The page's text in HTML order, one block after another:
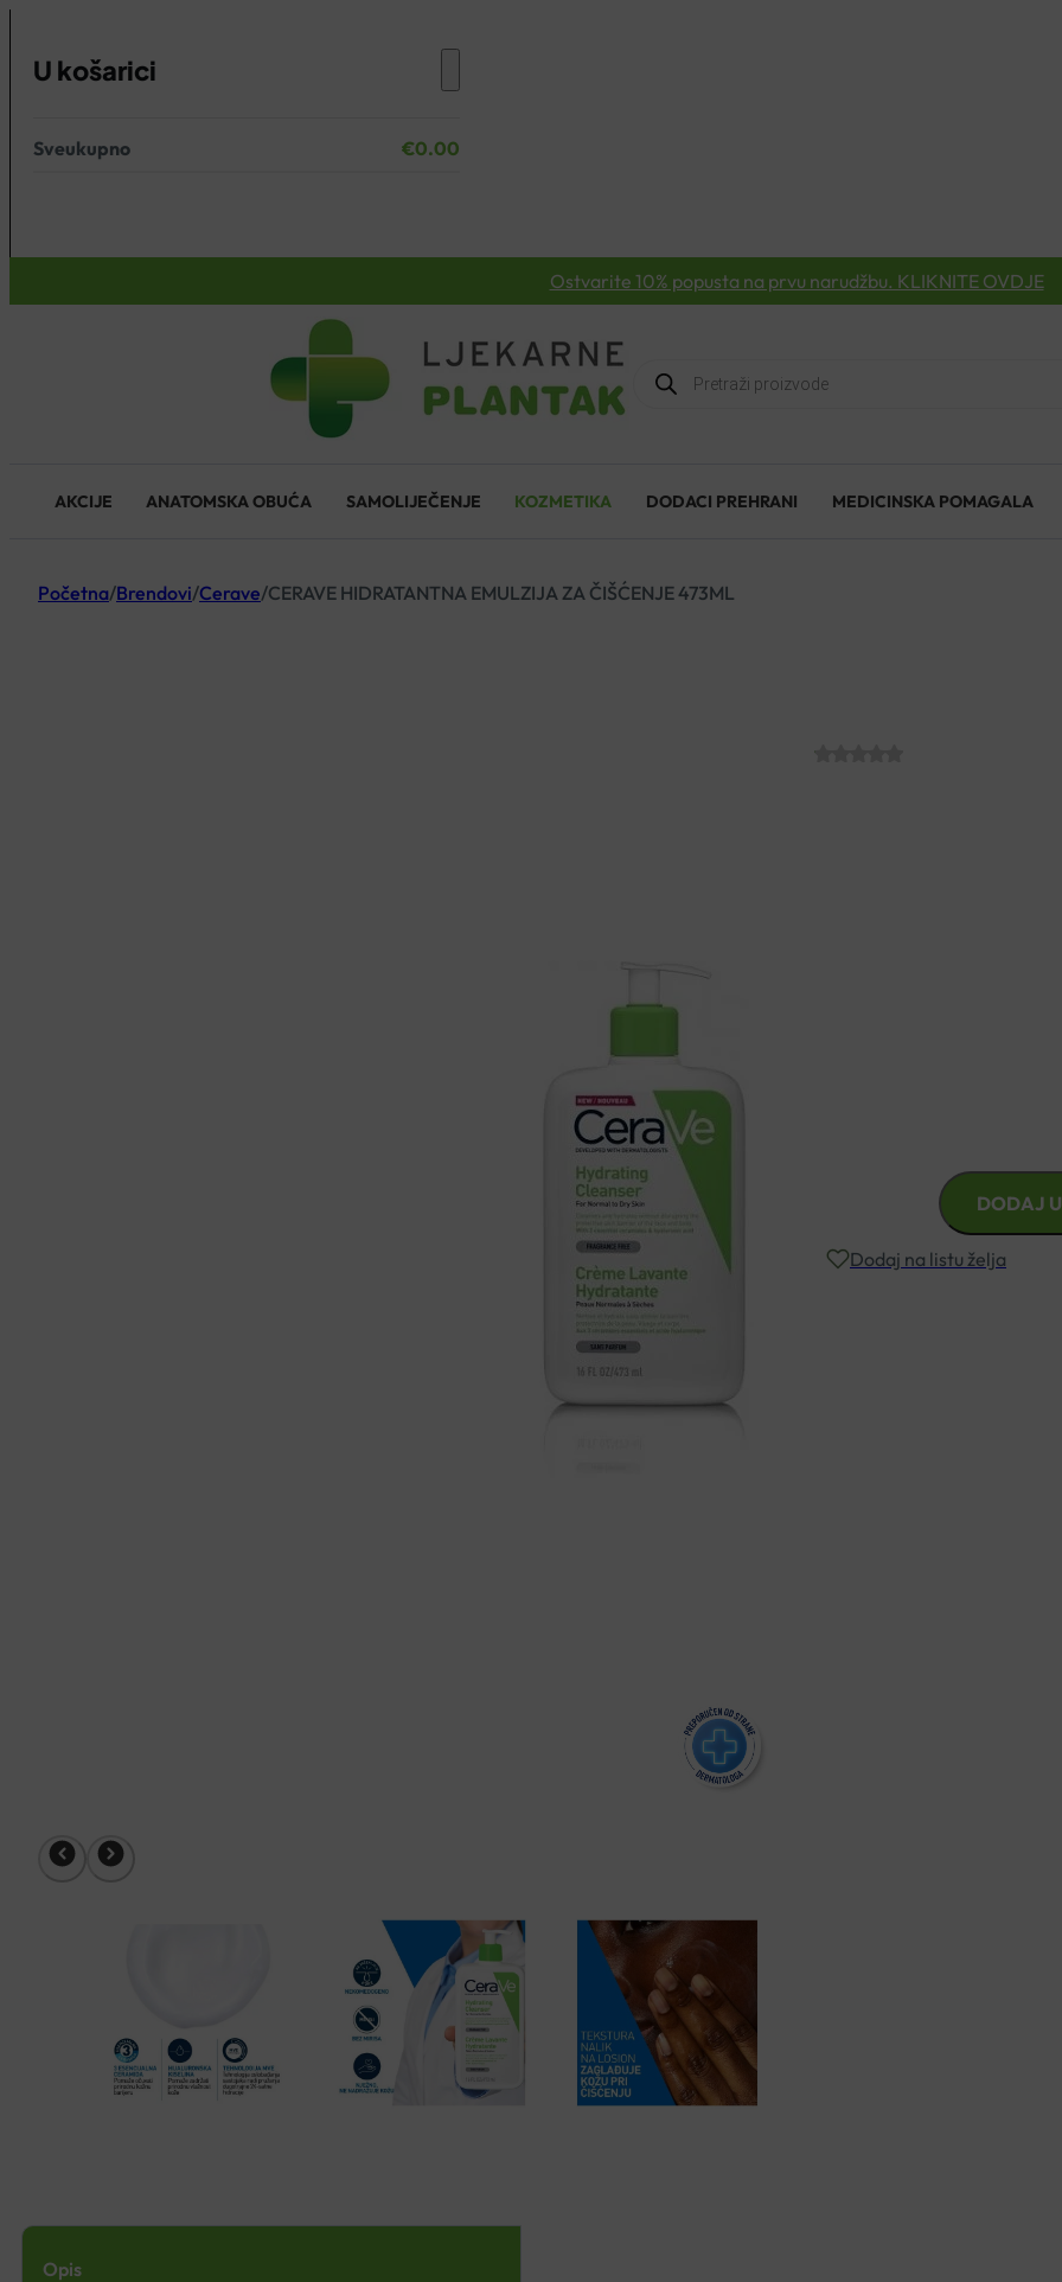
U košarici
Nema proizvoda u košarici.
Sveukupno €0.00
Ostvarite 10% popusta na prvu narudžbu. KLIKNITE OVDJE
Products
search
AKCIJE ANATOMSKA OBUĆA SAMOLIJEČENJE KOZMETIKA DODACI PREHRANI MEDICINSKA POMAGALA
Početna/Brendovi/Cerave/CERAVE HIDRATANTNA EMULZIJA ZA ČIŠĆENJE 473ML
EMULZIJA
DODAJ
Dodaj na listu želja
Opis